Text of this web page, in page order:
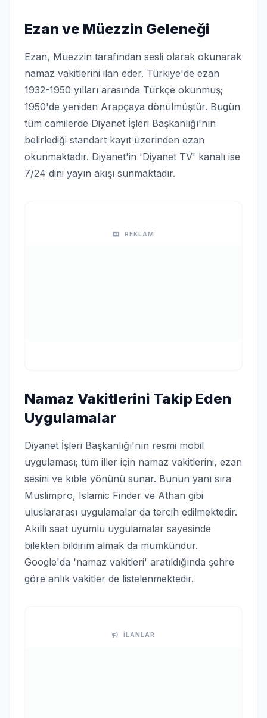
Ezan ve Müezzin Geleneği
Ezan, Müezzin tarafından sesli olarak okunarak
namaz vakitlerini ilan eder. Türkiye'de ezan
1932-1950 yılları arasında Türkçe okunmuş;
1950'de yeniden Arapçaya dönülmüştür. Bugün
tüm camilerde Diyanet İşleri Başkanlığı'nın
belirlediği standart kayıt üzerinden ezan
okunmaktadır. Diyanet'in 'Diyanet TV' kanalı ise
7/24 dini yayın akışı sunmaktadır.
REKLAM
Namaz Vakitlerini Takip Eden
Uygulamalar
Diyanet İşleri Başkanlığı'nın resmi mobil
uygulaması; tüm iller için namaz vakitlerini, ezan
sesini ve kıble yönünü sunar. Bunun yanı sıra
Muslimpro, Islamic Finder ve Athan gibi
uluslararası uygulamalar da tercih edilmektedir.
Akıllı saat uyumlu uygulamalar sayesinde
bilekten bildirim almak da mümkündür.
Google'da 'namaz vakitleri' aratıldığında şehre
göre anlık vakitler de listelenmektedir.
İLANLAR